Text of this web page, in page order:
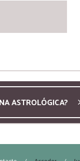
ASTROLÓGICA?